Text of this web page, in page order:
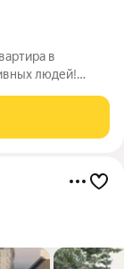
в
из кирпича